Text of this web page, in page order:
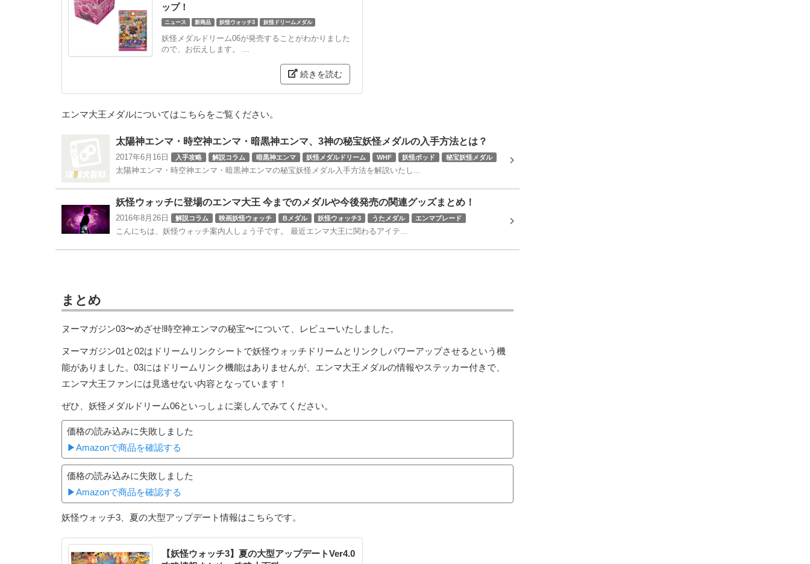
ップ！
ニュース 新商品 妖怪ウォッチ3 妖怪ドリームメダル
秘宝妖怪メダル
妖怪メダルドリーム06が発売することがわかりました
ので、お伝えします。 ...
続きを読む
エンマ大王メダルについてはこちらをご覧ください。
太陽神エンマ・時空神エンマ・暗黒神エンマ、3神の秘宝妖怪メダルの入手方法とは？
2017年6月16日 入手攻略 解説コラム 暗黒神エンマ 妖怪メダルドリーム WHF 妖怪ポッド 秘宝妖怪メダル
妖怪マグナム 太陽神エンマ 時空神エンマ
太陽神エンマ・時空神エンマ・暗黒神エンマの秘宝妖怪メダル入手方法を解説いたし...
妖怪ウォッチに登場のエンマ大王 今までのメダルや今後発売の関連グッズまとめ！
2016年8月26日 解説コラム 映画妖怪ウォッチ Bメダル 妖怪ウォッチ3 うたメダル エンマブレード
レベルファイブ
こんにちは、妖怪ウォッチ案内人しょう子です。 最近エンマ大王に関わるアイテ...
まとめ
ヌーマガジン03〜めざせ!時空神エンマの秘宝〜について、レビューいたしました。
ヌーマガジン01と02はドリームリンクシートで妖怪ウォッチドリームとリンクしパワーアップさせるという機
能がありました。03にはドリームリンク機能はありませんが、エンマ大王メダルの情報やステッカー付きで、
エンマ大王ファンには見逃せない内容となっています！
ぜひ、妖怪メダルドリーム06といっしょに楽しんでみてください。
価格の読み込みに失敗しました
▶Amazonで商品を確認する
価格の読み込みに失敗しました
▶Amazonで商品を確認する
妖怪ウォッチ3、夏の大型アップデート情報はこちらです。
【妖怪ウォッチ3】夏の大型アップデートVer4.0